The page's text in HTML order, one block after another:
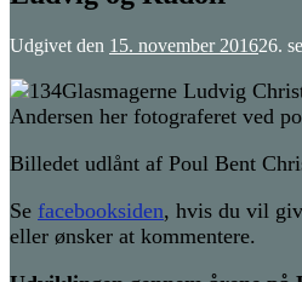
Udgivet den 15. november 201626.
Glasmagerne Ludvig
Andersen her fotograferet ved
Billedet udlånt af Poul Bent
Se facebooksiden, hvis du vil
eller ønsker at kommentere.